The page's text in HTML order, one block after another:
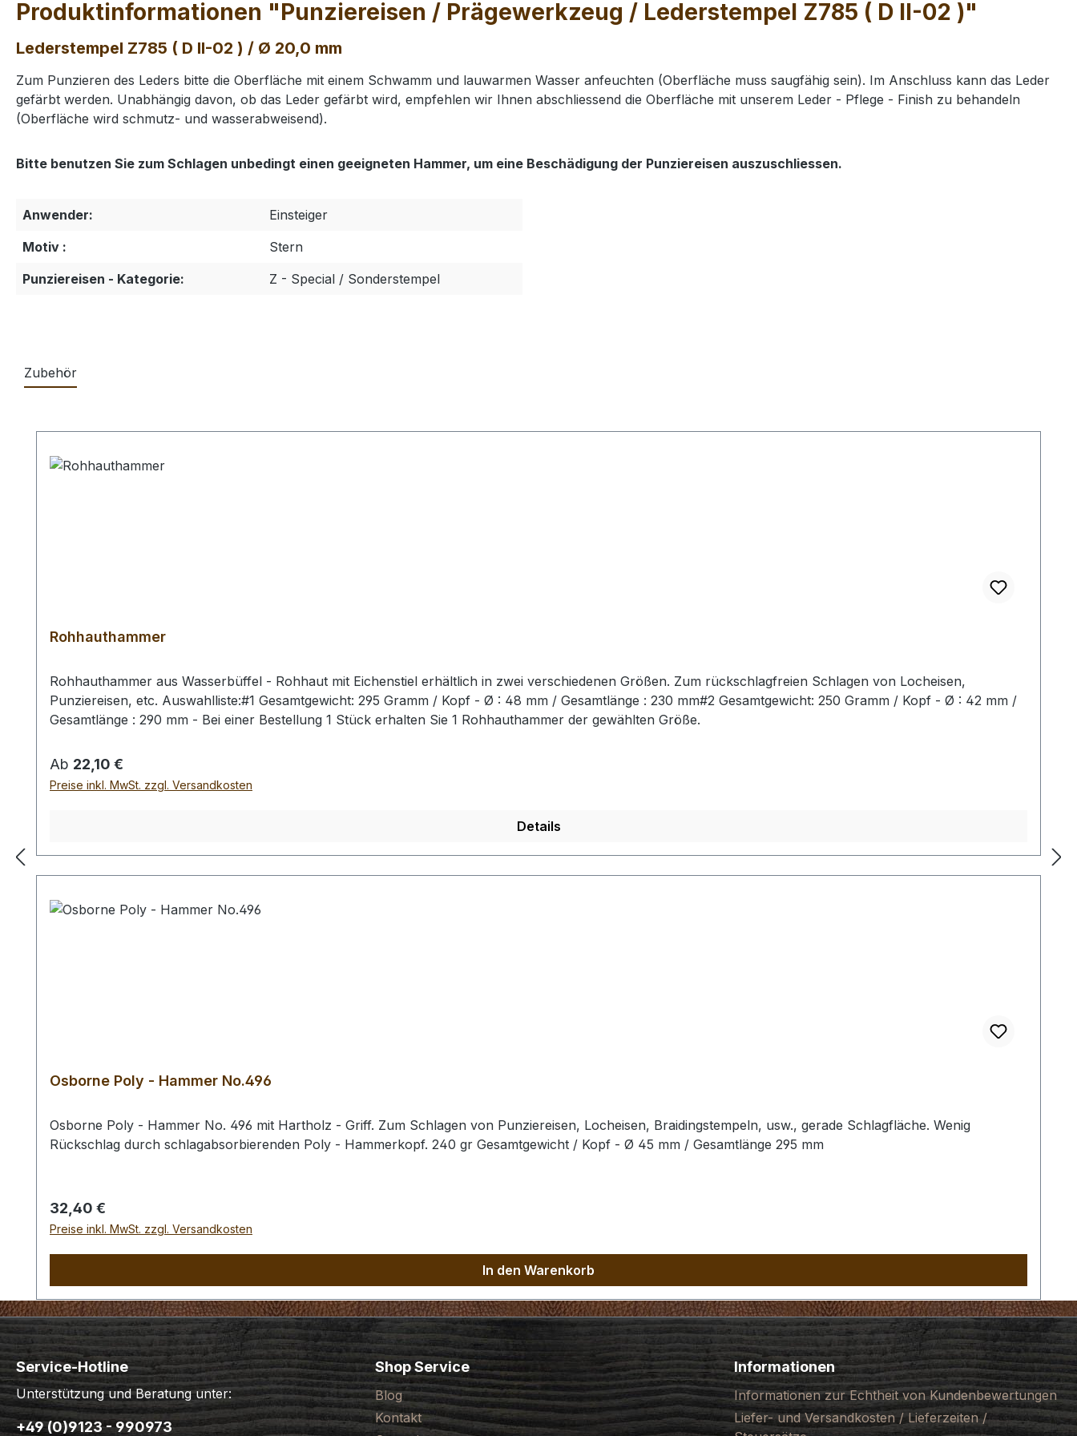
Produktinformationen "Punziereisen / Prägewerkzeug / Lederstempel Z785 ( D II-02 )"
Lederstempel Z785 ( D II-02 ) / Ø 20,0 mm
Zum Punzieren des Leders bitte die Oberfläche mit einem Schwamm und lauwarmen Wasser anfeuchten (Oberfläche muss saugfähig sein). Im Anschluss kann das Leder
gefärbt werden. Unabhängig davon, ob das Leder gefärbt wird, empfehlen wir Ihnen abschliessend die Oberfläche mit unserem Leder - Pflege - Finish zu behandeln
(Oberfläche wird schmutz- und wasserabweisend).
Bitte benutzen Sie zum Schlagen unbedingt einen geeigneten Hammer, um eine Beschädigung der Punziereisen auszuschliessen.
Anwender:
Einsteiger
Motiv :
Stern
Punziereisen - Kategorie:
Z - Special / Sonderstempel
Zubehör
Rohhauthammer
Rohhauthammer aus Wasserbüffel - Rohhaut mit Eichenstiel erhältlich in zwei verschiedenen Größen. Zum rückschlagfreien Schlagen von Locheisen,
Punziereisen, etc. Auswahlliste:#1 Gesamtgewicht: 295 Gramm / Kopf - Ø : 48 mm / Gesamtlänge : 230 mm#2 Gesamtgewicht: 250 Gramm / Kopf - Ø : 42 mm /
Gesamtlänge : 290 mm - Bei einer Bestellung 1 Stück erhalten Sie 1 Rohhauthammer der gewählten Größe.
Regulärer Preis:
Ab 22,10 €
Preise inkl. MwSt. zzgl. Versandkosten
Details
Osborne Poly - Hammer No.496
Osborne Poly - Hammer No. 496 mit Hartholz - Griff. Zum Schlagen von Punziereisen, Locheisen, Braidingstempeln, usw., gerade Schlagfläche. Wenig
Rückschlag durch schlagabsorbierenden Poly - Hammerkopf. 240 gr Gesamtgewicht / Kopf - Ø 45 mm / Gesamtlänge 295 mm
Regulärer Preis:
32,40 €
Preise inkl. MwSt. zzgl. Versandkosten
In den Warenkorb
Service-Hotline
Unterstützung und Beratung unter:
+49 (0)9123 - 990973
Shop Service
Blog
Kontakt
Informationen
Informationen zur Echtheit von Kundenbewertungen
Liefer- und Versandkosten / Lieferzeiten /